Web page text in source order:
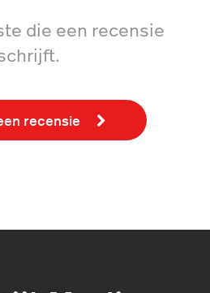
die een recensie
recensie